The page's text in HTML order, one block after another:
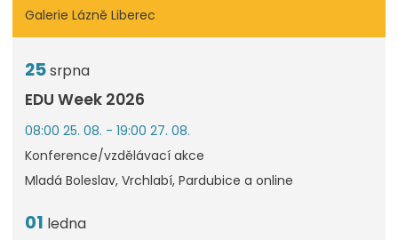
Galerie Lázně Liberec
25srpna
EDU Week 2026
08:00 25. 08. - 19:00 27. 08.
Konference/vzdělávací akce
Mladá Boleslav, Vrchlabí, Pardubice a online
01 ledna